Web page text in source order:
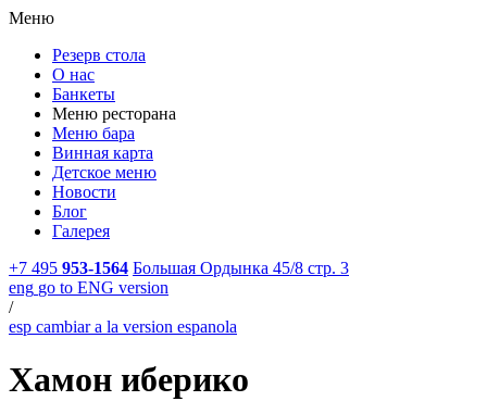
Меню
Резерв стола
О нас
Банкеты
Меню ресторана
Меню бара
Винная карта
Детское меню
Новости
Блог
Галерея
+7 495 953-1564 Большая Ордынка 45/8 стр. 3
eng go to ENG version
/
esp cambiar a la version espanola
Хамон иберико